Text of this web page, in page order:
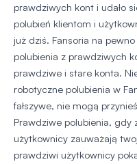
prawdziwych kont i udało
polubień klientom i
już dziś. Fansoria na
polubienia z prawdziwych
prawdziwe i stare konta.
robotyczne polubienia w
fałszywe, nie mogą
Prawdziwe polubienia, gdy
użytkownicy zauważają
prawdziwi użytkownicy